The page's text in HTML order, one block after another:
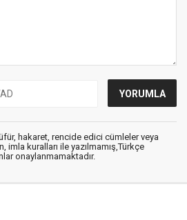
hakaret, rencide edici cümleler veya
imla kuralları ile yazılmamış,Türkçe
onaylanmamaktadır.